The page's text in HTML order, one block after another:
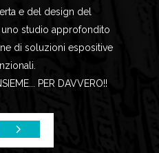
e del design del
studio approfondito
di soluzioni espositive
PER DAVVERO!!